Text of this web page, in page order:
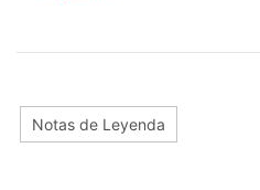
Notas de Leyenda